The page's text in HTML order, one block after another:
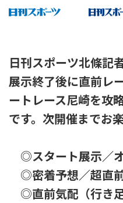
日刊スポーツ北條記
展示終了後に直前レ
ートレース尼崎を攻
です。次開催までお
◎スタート展示／
◎密着予想／超直
◎直前気配（行き